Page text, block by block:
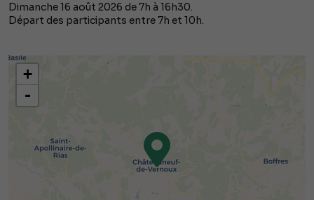
Dimanche 16 août 2026 de 7h à 16h30.
Départ des participants entre 7h et 10h.
+
-